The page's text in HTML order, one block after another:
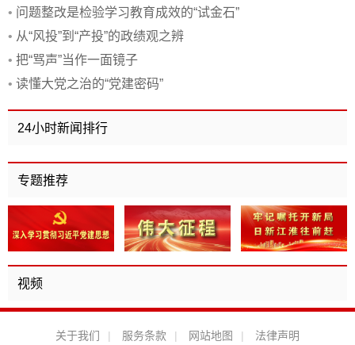
• 问题整改是检验学习教育成效的“试金石”
• 从“风投”到“产投”的政绩观之辨
• 把“骂声”当作一面镜子
• 读懂大党之治的“党建密码”
24小时新闻排行
专题推荐
视频
关于我们 | 服务条款 | 网站地图 | 法律声明